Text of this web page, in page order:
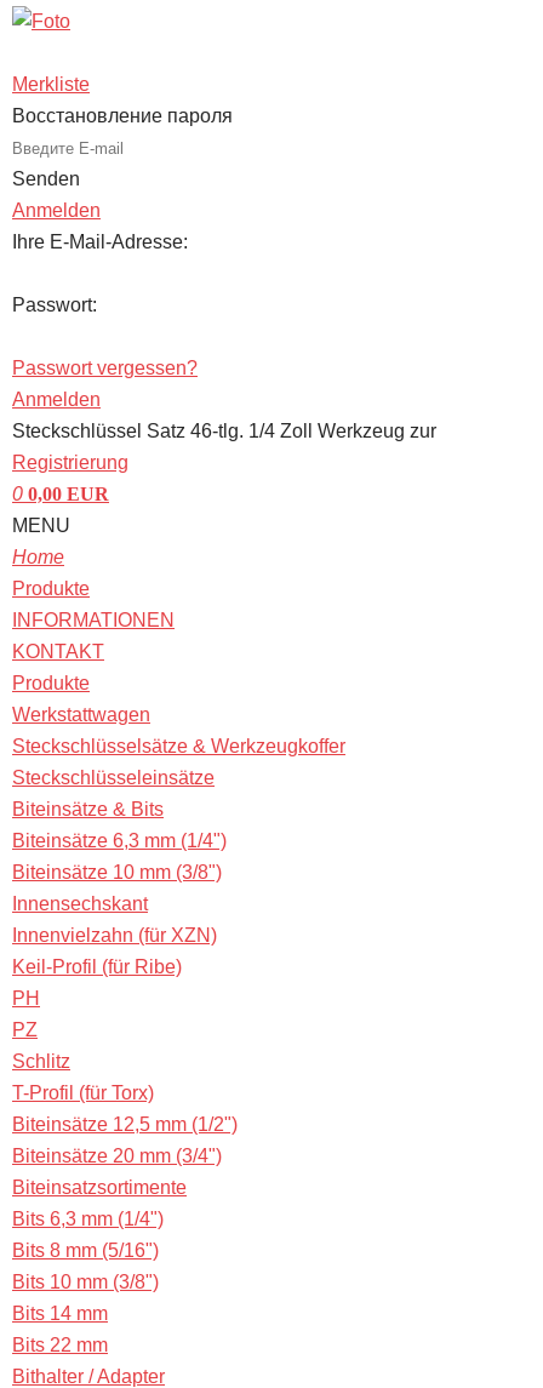
Merkliste
Восстановление пароля
Senden
Anmelden
Ihre E-Mail-Adresse:
Passwort:
Passwort vergessen?
Anmelden
Steckschlüssel Satz 46-tlg. 1/4 Zoll Werkzeug zur
Registrierung
0 0,00 EUR
MENU
Home
Produkte
INFORMATIONEN
KONTAKT
Produkte
Werkstattwagen
Steckschlüsselsätze & Werkzeugkoffer
Steckschlüsseleinsätze
Biteinsätze & Bits
Biteinsätze 6,3 mm (1/4")
Biteinsätze 10 mm (3/8")
Innensechskant
Innenvielzahn (für XZN)
Keil-Profil (für Ribe)
PH
PZ
Schlitz
T-Profil (für Torx)
Biteinsätze 12,5 mm (1/2")
Biteinsätze 20 mm (3/4")
Biteinsatzsortimente
Bits 6,3 mm (1/4")
Bits 8 mm (5/16")
Bits 10 mm (3/8")
Bits 14 mm
Bits 22 mm
Bithalter / Adapter